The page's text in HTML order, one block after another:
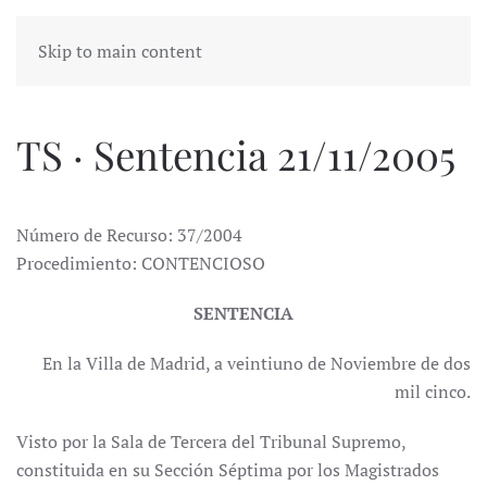
Skip to main content
TS · Sentencia 21/11/2005
Número de Recurso: 37/2004
Procedimiento: CONTENCIOSO
SENTENCIA
En la Villa de Madrid, a veintiuno de Noviembre de dos
mil cinco.
Visto por la Sala de Tercera del Tribunal Supremo,
constituida en su Sección Séptima por los Magistrados